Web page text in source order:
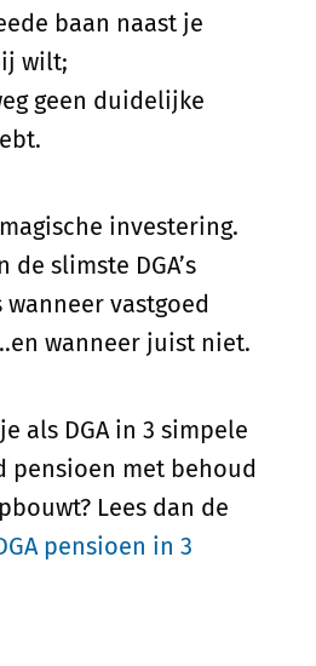
baan naast je
wilt;
geen duidelijke
investering.
de slimste DGA’s
vastgoed
wanneer juist niet.
als DGA in 3 simpele
pensioen met behoud
Lees dan de
pensioen in 3